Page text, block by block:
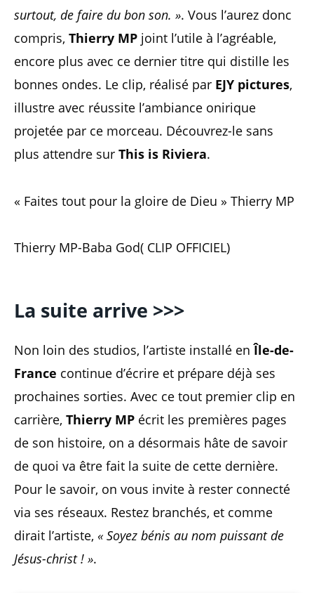
surtout, de faire du bon son. ». Vous l’aurez donc
compris, Thierry MP joint l’utile à l’agréable,
encore plus avec ce dernier titre qui distille les
bonnes ondes. Le clip, réalisé par EJY pictures,
illustre avec réussite l’ambiance onirique
projetée par ce morceau. Découvrez-le sans
plus attendre sur This is Riviera.
« Faites tout pour la gloire de Dieu » Thierry MP
Thierry MP-Baba God( CLIP OFFICIEL)
La suite arrive >>>
Non loin des studios, l’artiste installé enÎle-de-
France continue d’écrire et prépare déjà ses
prochaines sorties. Avec ce tout premier clip en
carrière, Thierry MP écrit les premières pages
de son histoire, on a désormais hâte de savoir
de quoi va être fait la suite de cette dernière.
Pour le savoir, on vous invite à rester connecté
via ses réseaux. Restez branchés, et comme
dirait l’artiste, « Soyez bénis au nom puissant de
Jésus-christ ! ».